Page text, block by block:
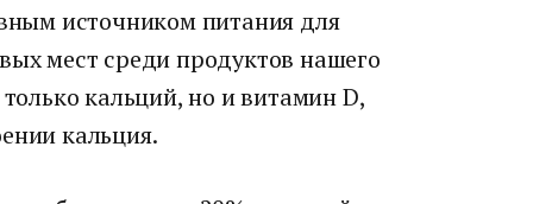
источником питания для
мест среди продуктов нашего
кальций, но и витамин D,
кальция.